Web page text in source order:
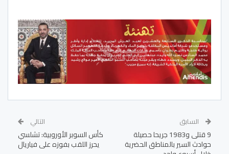
السابق
9 قتلى و1983 جريحا حصيلة
حوادث السير بالمناطق الحضرية
التالي
كأس السوبر الأوروبية: تشلسي
يحرز اللقب بفوزه على فياريال